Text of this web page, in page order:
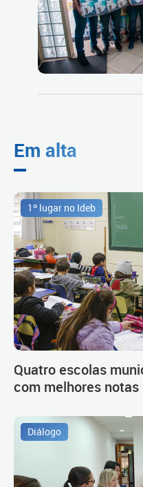
Em alta
1º lugar no Ideb
Quatro escolas
com melhores notas
Diálogo